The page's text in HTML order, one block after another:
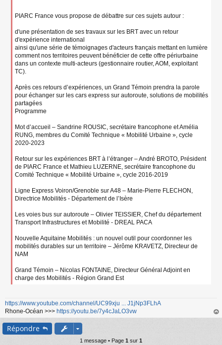
PIARC France vous propose de débattre sur ces sujets autour :
d'une présentation de ses travaux sur les BRT avec un retour
d'expérience international
ainsi qu'une série de témoignages d'acteurs français mettant en lumière
comment nos territoires peuvent bénéficier de cette offre périurbaine
dans un contexte multi-acteurs (gestionnaire routier, AOM, exploitant
TC).
Après ces retours d’expériences, un Grand Témoin prendra la parole
pour échanger sur les cars express sur autoroute, solutions de mobilités
partagées
Programme
Mot d’accueil – Sandrine ROUSIC, secrétaire francophone et Amélia
RUNG, membres du Comité Technique « Mobilité Urbaine », cycle
2020-2023
Retour sur les expériences BRT à l’étranger – André BROTO, Président
de PIARC France et Mathieu LUZERNE, secrétaire francophone du
Comité Technique « Mobilité Urbaine », cycle 2016-2019
Ligne Express Voiron/Grenoble sur A48 – Marie-Pierre FLECHON,
Directrice Mobilités - Département de l’Isère
Les voies bus sur autoroute – Olivier TEISSIER, Chef du département
Transport Infrastructures et Mobilité - DREAL PACA
Nouvelle Aquitaine Mobilités : un nouvel outil pour coordonner les
mobilités durables sur un territoire – Jérôme KRAVETZ, Directeur de
NAM
Grand Témoin – Nicolas FONTAINE, Directeur Général Adjoint en
charge des Mobilités - Région Grand Est
https://www.youtube.com/channel/UC99xju ... J1jNp3FLhA
Rhone-Océan >>> https://youtu.be/7y4cJaLO3vw
au
Répondre
1 message • Page 1 sur 1